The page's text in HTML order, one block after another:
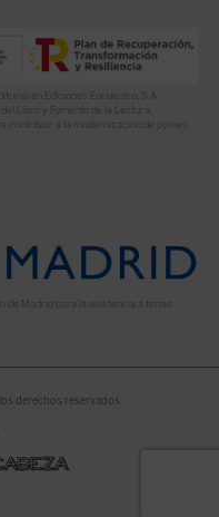
en Ediciones Encuentro, S.A.
Libro y Fomento de la Lectura,
contribuir a la modernización de pymes
de Madrid para la asistencia a ferias
derechos reservados.